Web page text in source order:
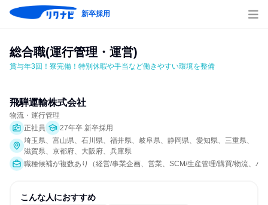
新卒採用
総合職(運行管理・運営)
賞与年3回！寮完備！特別休暇や手当など働きやすい環境を整備
飛騨運輸株式会社
物流・運行管理
正社員
27年卒 新卒採用
埼玉県、富山県、石川県、福井県、岐阜県、静岡県、愛知県、三重県、
滋賀県、京都府、大阪府、兵庫県
職種候補が複数あり（経営/事業企画、営業、SCM/生産管理/購買/物流、バ
こんな人におすすめ